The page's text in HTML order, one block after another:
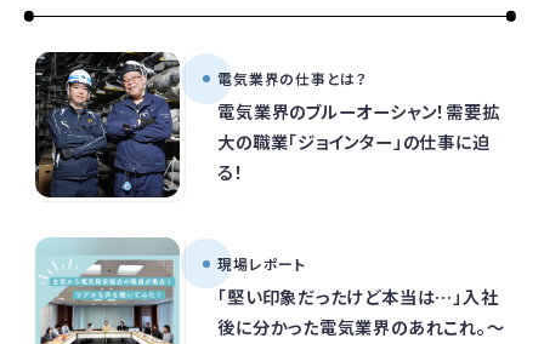
電気業界の仕事とは？
電気業界のブルーオーシャン！需要拡
大の職業「ジョインター」の仕事に迫
る！
現場レポート
「堅い印象だったけど本当は…」入社
後に分かった電気業界のあれこれ。～